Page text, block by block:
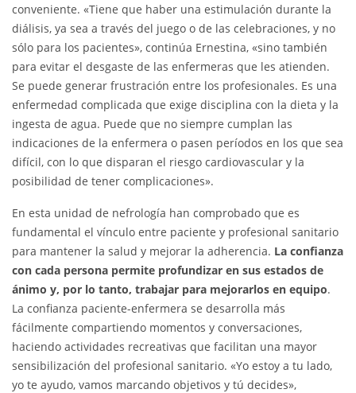
conveniente. «Tiene que haber una estimulación durante la
diálisis, ya sea a través del juego o de las celebraciones, y no
sólo para los pacientes», continúa Ernestina, «sino también
para evitar el desgaste de las enfermeras que les atienden.
Se puede generar frustración entre los profesionales. Es una
enfermedad complicada que exige disciplina con la dieta y la
ingesta de agua. Puede que no siempre cumplan las
indicaciones de la enfermera o pasen períodos en los que sea
difícil, con lo que disparan el riesgo cardiovascular y la
posibilidad de tener complicaciones».
En esta unidad de nefrología han comprobado que es
fundamental el vínculo entre paciente y profesional sanitario
para mantener la salud y mejorar la adherencia. La confianza
con cada persona permite profundizar en sus estados de
ánimo y, por lo tanto, trabajar para mejorarlos en equipo.
La confianza paciente-enfermera se desarrolla más
fácilmente compartiendo momentos y conversaciones,
haciendo actividades recreativas que facilitan una mayor
sensibilización del profesional sanitario. «Yo estoy a tu lado,
yo te ayudo, vamos marcando objetivos y tú decides»,